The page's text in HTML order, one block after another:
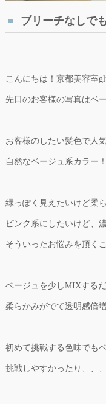
ブリーチなしで
こんにちは！京都美容室
先日のお客様の写真はベ
お客様のしたい髪色で人
自然なベージュ系カラー！
緑っぽく見えたいけど柔
ピンク系にしたいけど、
そういったお悩みを頂く
ベージュを少しMIXする
柔らかみがでて透明感倍
初めて挑戦する色味でも
挑戦しやすかったり、